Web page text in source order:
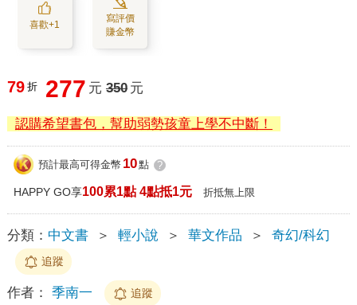
喜歡+1
寫評價
賺金幣
79 折 277 元 350 元
認購希望書包，幫助弱勢孩童上學不中斷！
預計最高可得金幣 10點 ?
HAPPY GO享100累1點 4點抵1元 折抵無上限
分類： 中文書 ＞ 輕小說 ＞ 華文作品 ＞ 奇幻/科幻
追蹤
作者： 季南一 追蹤